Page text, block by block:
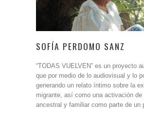
SOFÍA PERDOMO SANZ
“TODAS VUELVEN” es un proyecto
que por medio de lo audiovisual y lo
generando un relato íntimo sobre la
migrante, así como una activación de
ancestral y familiar como parte de